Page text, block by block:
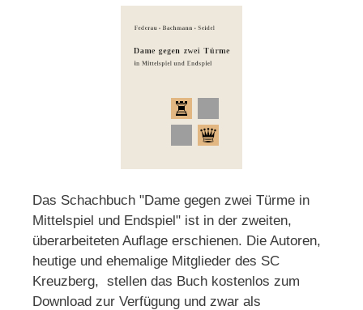
Das Schachbuch "Dame gegen zwei Türme in
Mittelspiel und Endspiel" ist in der zweiten,
überarbeiteten Auflage erschienen. Die Autoren,
heutige und ehemalige Mitglieder des SC
Kreuzberg, stellen das Buch kostenlos zum
Download zur Verfügung und zwar als